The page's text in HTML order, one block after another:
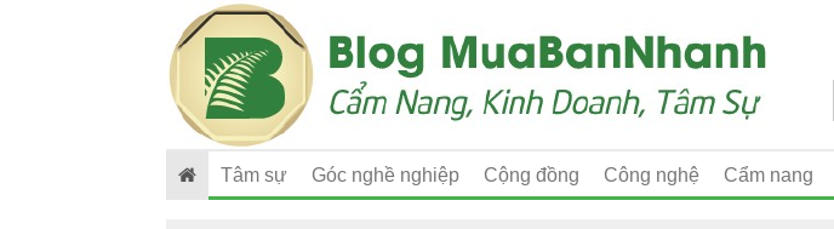
Tâm sự Góc nghề nghiệp Cộng đồng Công nghệ Cẩm nang